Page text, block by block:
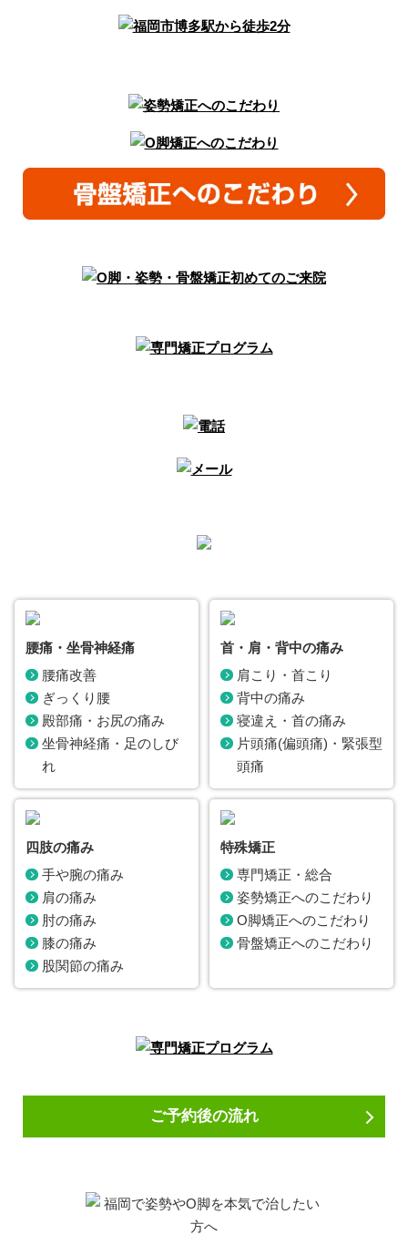
腰痛・坐骨神経痛
腰痛改善
ぎっくり腰
殿部痛・お尻の痛み
坐骨神経痛・足のしび
れ
首・肩・背中の痛み
肩こり・首こり
背中の痛み
寝違え・首の痛み
片頭痛(偏頭痛)・緊張型
頭痛
四肢の痛み
手や腕の痛み
肩の痛み
肘の痛み
膝の痛み
股関節の痛み
特殊矯正
専門矯正・総合
姿勢矯正へのこだわり
O脚矯正へのこだわり
骨盤矯正へのこだわり
ご予約後の流れ